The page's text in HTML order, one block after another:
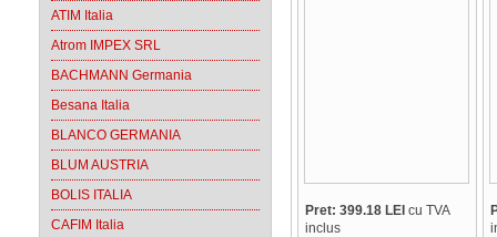
ATIM Italia
Atrom IMPEX SRL
BACHMANN Germania
Besana Italia
BLANCO GERMANIA
BLUM AUSTRIA
BOLIS ITALIA
CAFIM Italia
Pret: 399.18 LEI cu TVA
inclus